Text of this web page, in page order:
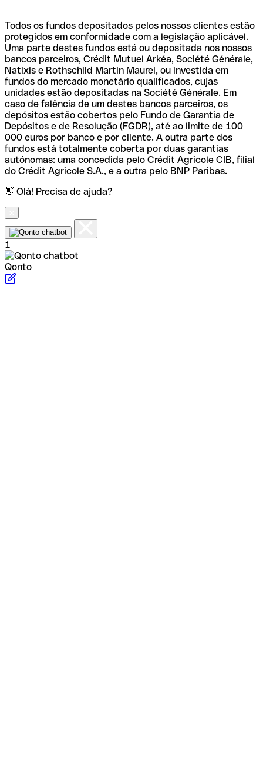
Todos os fundos depositados pelos nossos clientes estão
protegidos em conformidade com a legislação aplicável.
Uma parte destes fundos está ou depositada nos nossos
bancos parceiros, Crédit Mutuel Arkéa, Société Générale,
Natixis e Rothschild Martin Maurel, ou investida em
fundos do mercado monetário qualificados, cujas
unidades estão depositadas na Société Générale. Em
caso de falência de um destes bancos parceiros, os
depósitos estão cobertos pelo Fundo de Garantia de
Depósitos e de Resolução (FGDR), até ao limite de 100
000 euros por banco e por cliente. A outra parte dos
fundos está totalmente coberta por duas garantias
autónomas: uma concedida pelo Crédit Agricole CIB, filial
do Crédit Agricole S.A., e a outra pelo BNP Paribas.
👋 Olá! Precisa de ajuda?
1
Qonto